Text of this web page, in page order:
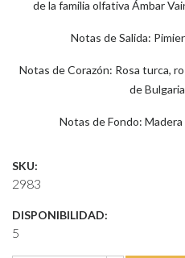
de la familia olfativa Ámbar
Notas de Salida:
Notas de Corazón: Rosa turca,
de
Notas de Fondo: Madera
SKU:
2983
DISPONIBILIDAD:
5